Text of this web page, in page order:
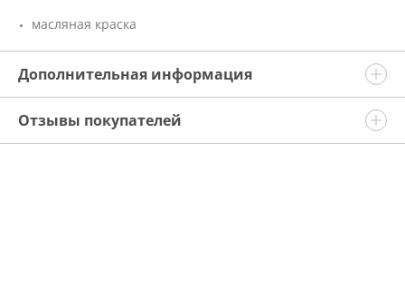
масляная краска
Дополнительная информация
Отзывы покупателей